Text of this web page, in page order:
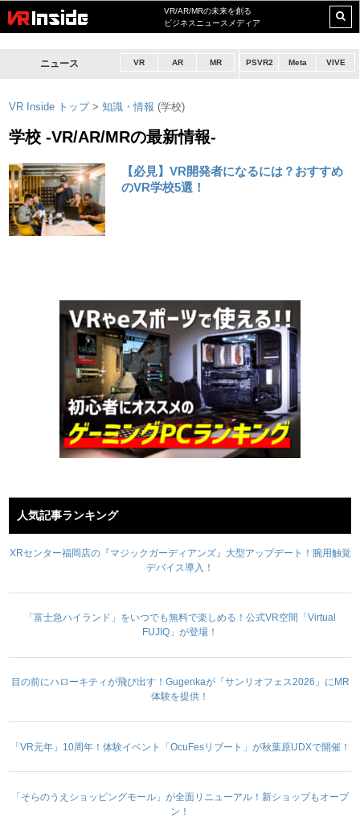
VR/AR/MRの未来を創る
ビジネスニュースメディア
ニュース VR AR MR PSVR2 Meta VIVE
VR Inside トップ >知識・情報 (学校)
学校 -VR/AR/MRの最新情報-
【必見】VR開発者になるには？おすすめ
のVR学校5選！
人気記事ランキング
XRセンター福岡店の『マジックガーディアンズ』大型アップデート！腕用触覚
デバイス導入！
「富士急ハイランド」をいつでも無料で楽しめる！公式VR空間「Virtual
FUJIQ」が登場！
目の前にハローキティが飛び出す！Gugenkaが「サンリオフェス2026」にMR
体験を提供！
「VR元年」10周年！体験イベント「OcuFesリブート」が秋葉原UDXで開催！
「そらのうえショッピングモール」が全面リニューアル！新ショップもオープ
ン！